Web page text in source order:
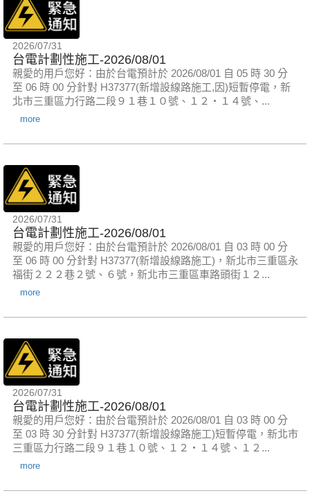
2026/07/31
台電計劃性施工-2026/08/01
親愛的用戶您好：由於台電預計於 2026/08/01 自 05 時 30 分
至 06 時 00 分針對 H37377(新增設線路施工,因)短暫停電，新
北市三重區力行路二段９１巷１０號、１２‧１４號、...
more
2026/07/31
台電計劃性施工-2026/08/01
親愛的用戶您好：由於台電預計於 2026/08/01 自 03 時 00 分
至 06 時 00 分針對 H37377(新增設線路施工)，新北市三重區永
福街２２２巷２號、６號，新北市三重區車路頭街１２...
more
2026/07/31
台電計劃性施工-2026/08/01
親愛的用戶您好：由於台電預計於 2026/08/01 自 03 時 00 分
至 03 時 30 分針對 H37377(新增設線路施工)短暫停電，新北市
三重區力行路二段９１巷１０號、１２‧１４號、１２...
more